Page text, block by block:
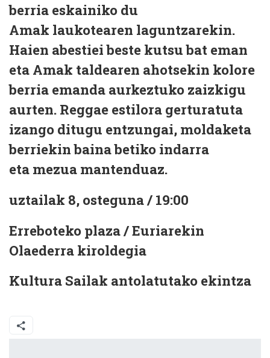
berria eskainiko du
Amak laukotearen laguntzarekin.
Haien abestiei beste kutsu bat eman
eta Amak taldearen ahotsekin kolore
berria emanda aurkeztuko zaizkigu
aurten. Reggae estilora gerturatuta
izango ditugu entzungai, moldaketa
berriekin baina betiko indarra
eta mezua mantenduaz.
uztailak 8, osteguna / 19:00
Erreboteko plaza / Euriarekin
Olaederra kiroldegia
Kultura Sailak antolatutako ekintza